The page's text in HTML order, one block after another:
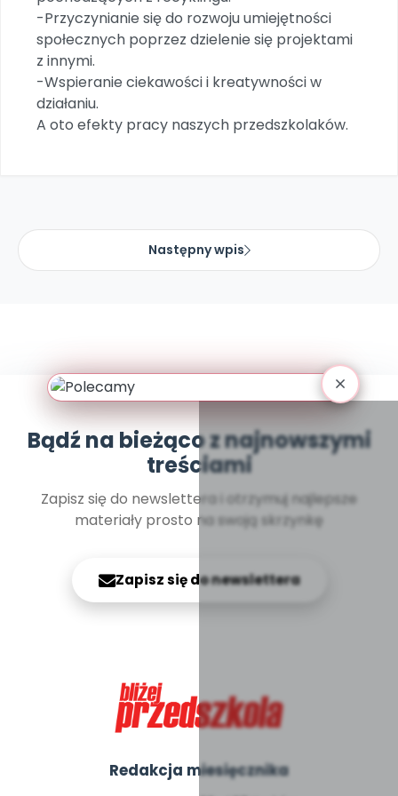
Pomoc
Promocje
-Przyczynianie się do rozwoju umiejętności
społecznych poprzez dzielenie się projektami
z innymi.
-Wspieranie ciekawości i kreatywności w
działaniu.
A oto efekty pracy naszych przedszkolaków.
Następny wpis
Bądź na bieżąco z najnowszymi
treściami
Zapisz się do newslettera i otrzymuj najlepsze
materiały prosto na swoją skrzynkę
Zapisz się do newslettera
Redakcja miesięcznika